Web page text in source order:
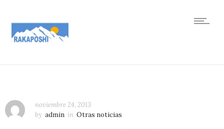
noviembre 24, 2013
by admin in Otras noticias